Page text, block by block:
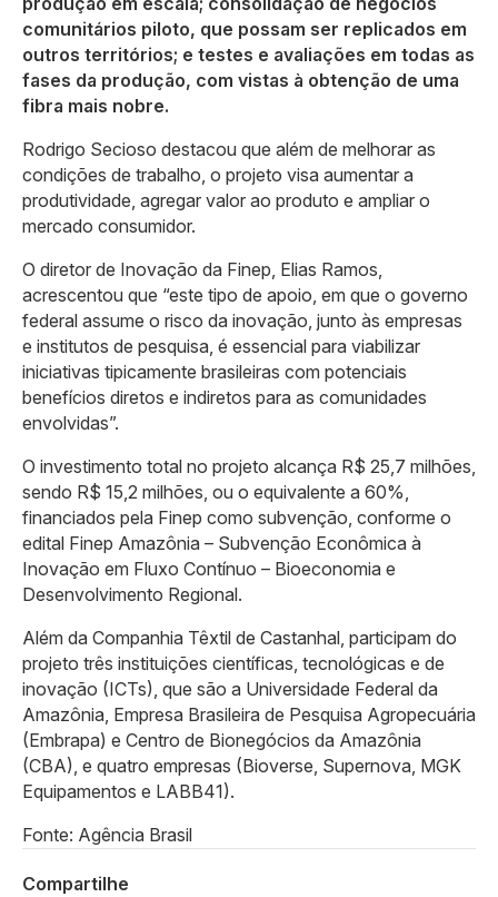
comunitários piloto, que possam ser replicados em
outros territórios; e testes e avaliações em todas as
fases da produção, com vistas à obtenção de uma
fibra mais nobre.
Rodrigo Secioso destacou que além de melhorar as
condições de trabalho, o projeto visa aumentar a
produtividade, agregar valor ao produto e ampliar o
mercado consumidor.
O diretor de Inovação da Finep, Elias Ramos,
acrescentou que “este tipo de apoio, em que o governo
federal assume o risco da inovação, junto às empresas
e institutos de pesquisa, é essencial para viabilizar
iniciativas tipicamente brasileiras com potenciais
benefícios diretos e indiretos para as comunidades
envolvidas”.
O investimento total no projeto alcança R$ 25,7 milhões,
sendo R$ 15,2 milhões, ou o equivalente a 60%,
financiados pela Finep como subvenção, conforme o
edital Finep Amazônia – Subvenção Econômica à
Inovação em Fluxo Contínuo – Bioeconomia e
Desenvolvimento Regional.
Além da Companhia Têxtil de Castanhal, participam do
projeto três instituições científicas, tecnológicas e de
inovação (ICTs), que são a Universidade Federal da
Amazônia, Empresa Brasileira de Pesquisa Agropecuária
(Embrapa) e Centro de Bionegócios da Amazônia
(CBA), e quatro empresas (Bioverse, Supernova, MGK
Equipamentos e LABB41).
Fonte: Agência Brasil
Compartilhe